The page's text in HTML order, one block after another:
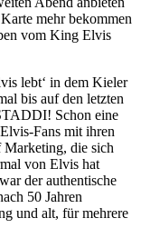
mehr bekommen
vom King Elvis
lebt‘ in dem Kieler
bis auf den letzten
Schon eine
Fans mit ihren
Marketing, die sich
von Elvis hat
der authentische
50 Jahren
und alt, für mehrere